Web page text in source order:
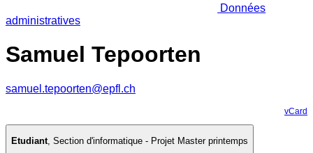
Données
administratives
Samuel Tepoorten
samuel.tepoorten@epfl.ch
vCard
Etudiant, Section d'informatique - Projet Master printemps